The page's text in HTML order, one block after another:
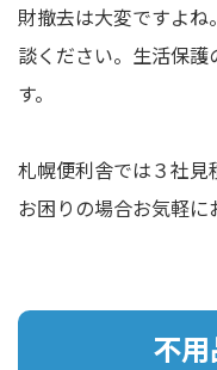
財撤去は大変ですよ
談ください。生活保
す。
札幌便利舎では３社見
お困りの場合お気軽に
不